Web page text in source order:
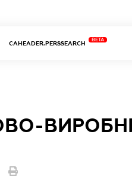
CAHEADER.PERSSEARCH
BETA